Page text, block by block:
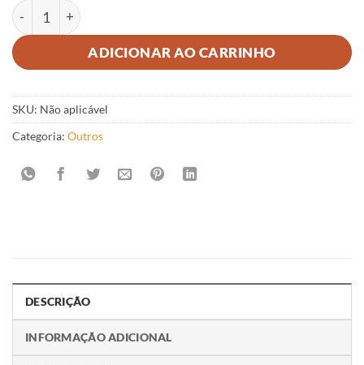
CAMISETA INFANTIL quantidade
ADICIONAR AO CARRINHO
SKU: Não aplicável
Categoria: Outros
DESCRIÇÃO
INFORMAÇÃO ADICIONAL